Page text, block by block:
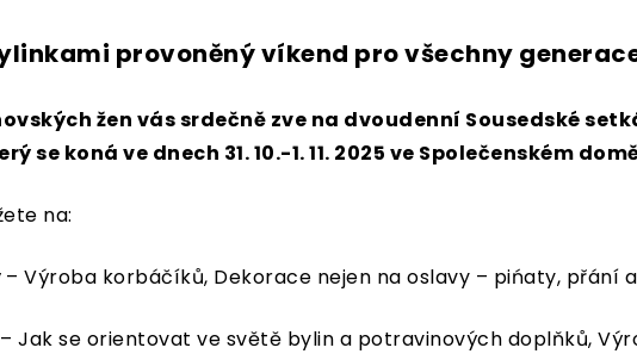
provoněný víkend pro všechny
žen vás srdečně zve na dvoudenní Sousedské
se koná ve dnech 31. 10.-1. 11. 2025 ve Společenském
na:
– Výroba korbáčíků, Dekorace nejen na oslavy – pińaty, přání
– Jak se orientovat ve světě bylin a potravinových doplňků,